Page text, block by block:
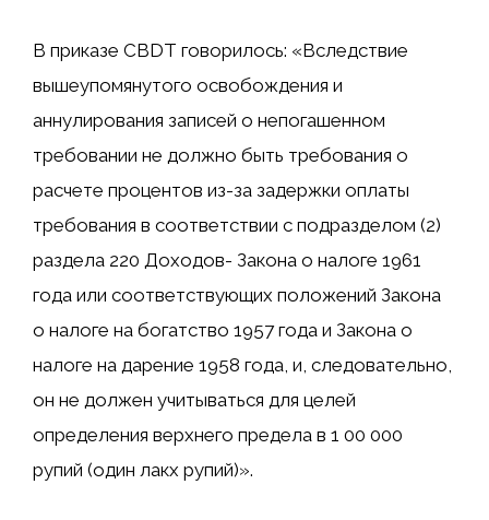
В приказе CBDT говорилось: «Вследствие
вышеупомянутого освобождения и
аннулирования записей о непогашенном
требовании не должно быть требования о
расчете процентов из-за задержки оплаты
требования в соответствии с подразделом (2)
раздела 220 Доходов- Закона о налоге 1961
года или соответствующих положений Закона
о налоге на богатство 1957 года и Закона о
налоге на дарение 1958 года, и, следовательно,
он не должен учитываться для целей
определения верхнего предела в 1 00 000
рупий (один лакх рупий)».